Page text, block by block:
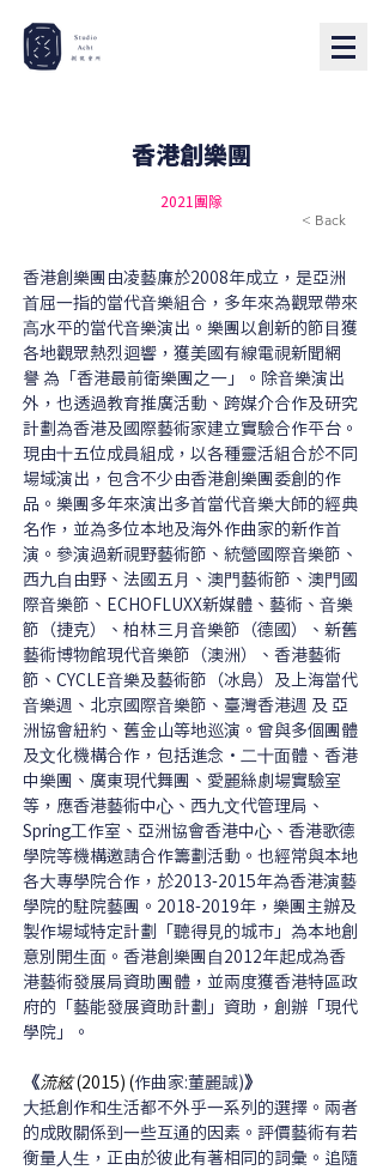
香港創樂團
2021團隊
< Back
香港創樂團由凌藝廉於2008年成立，是亞洲
⾸屈⼀指的當代⾳樂組合，多年來為觀眾帶來
⾼⽔平的當代⾳樂演出。樂團以創新的節⽬獲
各地觀眾熱烈迴響，獲美國有線電視新聞網
譽 為「香港最前衛樂團之⼀」。除⾳樂演出
外，也透過教育推廣活動、跨媒介合作及研究
計劃為香港及國際藝術家建立實驗合作平台。
現由⼗五位成員組成，以各種靈活組合於不同
場域演出，包含不少由香港創樂團委創的作
品。樂團多年來演出多⾸當代⾳樂⼤師的經典
名作，並為多位本地及海外作曲家的新作⾸
演。參演過新視野藝術節、統營國際⾳樂節、
⻄九⾃由野、法國五⽉、澳⾨藝術節、澳⾨國
際⾳樂節、ECHOFLUXX新媒體、藝術、⾳樂
節（捷克）、柏林三⽉⾳樂節（德國）、新舊
藝術博物館現代⾳樂節（澳洲）、香港藝術
節、CYCLE⾳樂及藝術節（冰島）及上海當代
⾳樂週、北京國際⾳樂節、臺灣香港週 及 亞
洲協會紐約、舊金山等地巡演。曾與多個團體
及⽂化機構合作，包括進念・⼆⼗⾯體、香港
中樂團、廣東現代舞團、愛麗絲劇場實驗室
等，應香港藝術中⼼、⻄九⽂代管理局、
Spring⼯作室、亞洲協會香港中⼼、香港歌德
學院等機構邀請合作籌劃活動。也經常與本地
各⼤專學院合作，於2013-2015年為香港演藝
學院的駐院藝團。2018-2019年，樂團主辦及
製作場域特定計劃「聽得⾒的城市」為本地創
意別開⽣⾯。香港創樂團⾃2012年起成為香
港藝術發展局資助團體，並兩度獲香港特區政
府的「藝能發展資助計劃」資助，創辦「現代
學院」。
《流絃 (2015) (作曲家:董麗誠)》
⼤抵創作和⽣活都不外乎⼀系列的選擇。兩者
的成敗關係到⼀些互通的因素。評價藝術有若
衡量⼈⽣，正由於彼此有著相同的詞彙。追隨